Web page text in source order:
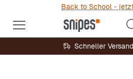
Back to School -
Schneller